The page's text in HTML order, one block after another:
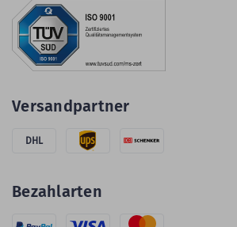
Versandpartner
DHL
Bezahlarten